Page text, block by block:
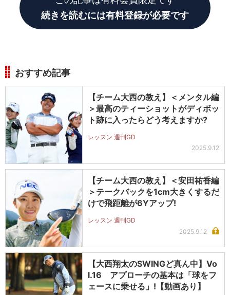
続きを読むには有料登録が必要です
おすすめ記事
【チーム大西の教え】＜メンタル編
＞最高のティーショットがディボッ
ト跡に入ったらどう考えますか?
レッスン 週刊GD
2025.9.12
【チーム大西の教え】＜安田祐香編
＞テークバックを1cm大きくするだ
けで飛距離が6Yアップ!
レッスン 週刊GD
2025.9.12
【大西翔太のSWINGど真ん中】Vo
l.16 アプローチの基本は「球をフ
ェースに乗せる」!【動画あり】